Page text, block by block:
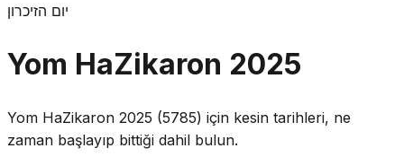
יום הזיכרון
Yom HaZikaron 2025
Yom HaZikaron 2025 (5785) için kesin tarihleri, ne
zaman başlayıp bittiği dahil bulun.